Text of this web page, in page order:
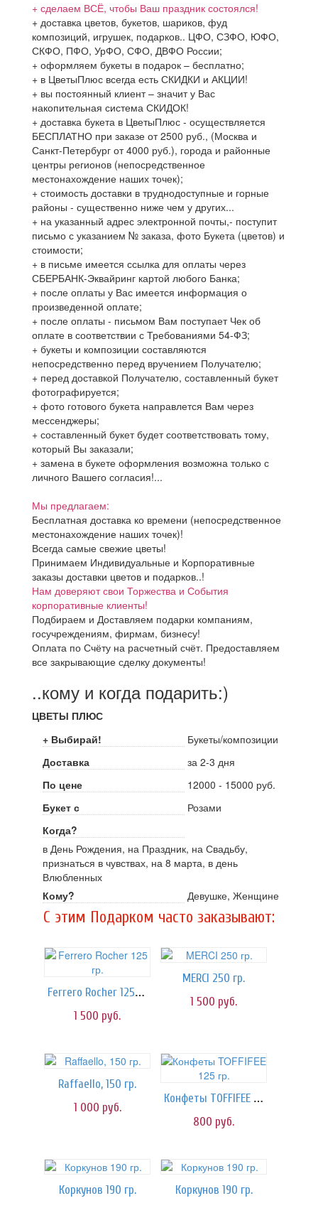
+ сделаем ВСЁ, чтобы Ваш праздник состоялся!
+ доставка цветов, букетов, шариков, фуд
композиций, игрушек, подарков.. ЦФО, СЗФО, ЮФО,
СКФО, ПФО, УрФО, СФО, ДВФО России;
+ оформляем букеты в подарок – бесплатно;
+ в ЦветыПлюс всегда есть СКИДКИ и АКЦИИ!
+ вы постоянный клиент – значит у Вас
накопительная система СКИДОК!
+ доставка букета в ЦветыПлюс - осуществляется
БЕСПЛАТНО при заказе от 2500 руб., (Москва и
Санкт-Петербург от 4000 руб.), города и районные
центры регионов (непосредственное
местонахождение наших точек);
+ стоимость доставки в труднодоступные и горные
районы - существенно ниже чем у других...
+ на указанный адрес электронной почты,- поступит
письмо с указанием № заказа, фото Букета (цветов) и
стоимости;
+ в письме имеется ссылка для оплаты через
СБЕРБАНК-Эквайринг картой любого Банка;
+ после оплаты у Вас имеется информация о
произведенной оплате;
+ после оплаты - письмом Вам поступает Чек об
оплате в соответствии с Требованиями 54-ФЗ;
+ букеты и композиции составляются
непосредственно перед вручением Получателю;
+ перед доставкой Получателю, составленный букет
фотографируется;
+ фото готового букета направлется Вам через
мессенджеры;
+ составленный букет будет соответствовать тому,
который Вы заказали;
+ замена в букете оформления возможна только с
личного Вашего согласия!...
Мы предлагаем:
Бесплатная доставка ко времени (непосредственное
местонахождение наших точек)!
Всегда самые свежие цветы!
Принимаем Индивидуальные и Корпоративные
заказы доставки цветов и подарков..!
Нам доверяют свои Торжества и События
корпоративные клиенты!
Подбираем и Доставляем подарки компаниям,
госучреждениям, фирмам, бизнесу!
Оплата по Счёту на расчетный счёт. Предоставляем
все закрывающие сделку документы!
..кому и когда подарить:)
ЦВЕТЫ ПЛЮС
+ Выбирай!
Букеты/композиции
Доставка
за 2-3 дня
По цене
12000 - 15000 руб.
Букет с
Розами
Когда?
в День Рождения, на Праздник, на Свадьбу,
признаться в чувствах, на 8 марта, в день
Влюбленных
Кому?
Девушке, Женщине
C этим Подарком часто заказывают:
Ferrero Rocher 125 гр.
1 500 руб.
MERCI 250 гр.
1 500 руб.
Raffaello, 150 гр.
1 000 руб.
Конфеты TOFFIFEE 125 гр.
800 руб.
Коркунов 190 гр.
Коркунов 190 гр.